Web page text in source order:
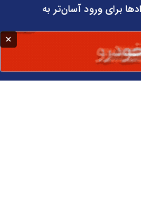
برای ورود آسان‌تر به
حذف واسطه‌ها سود کسب‌وکارها